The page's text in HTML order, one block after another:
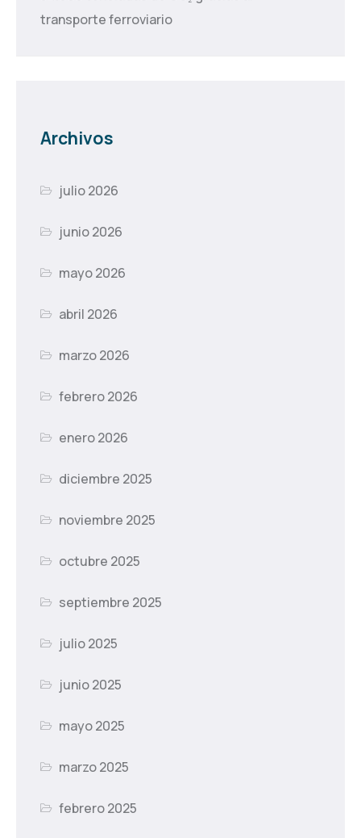
transporte ferroviario
Archivos
julio 2026
junio 2026
mayo 2026
abril 2026
marzo 2026
febrero 2026
enero 2026
diciembre 2025
noviembre 2025
octubre 2025
septiembre 2025
julio 2025
junio 2025
mayo 2025
marzo 2025
febrero 2025